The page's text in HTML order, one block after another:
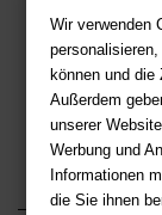
Wir verwenden
können und
Außerdem
unserer
Werbung und
Informationen
die Sie ihnen
und über alle